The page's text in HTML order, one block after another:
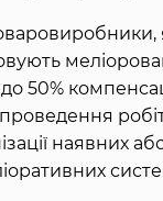
50%
наявних